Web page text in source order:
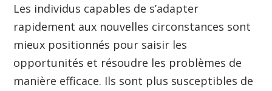
Les individus capables de s’adapter
rapidement aux nouvelles circonstances sont
mieux positionnés pour saisir les
opportunités et résoudre les problèmes de
manière efficace. Ils sont plus susceptibles de